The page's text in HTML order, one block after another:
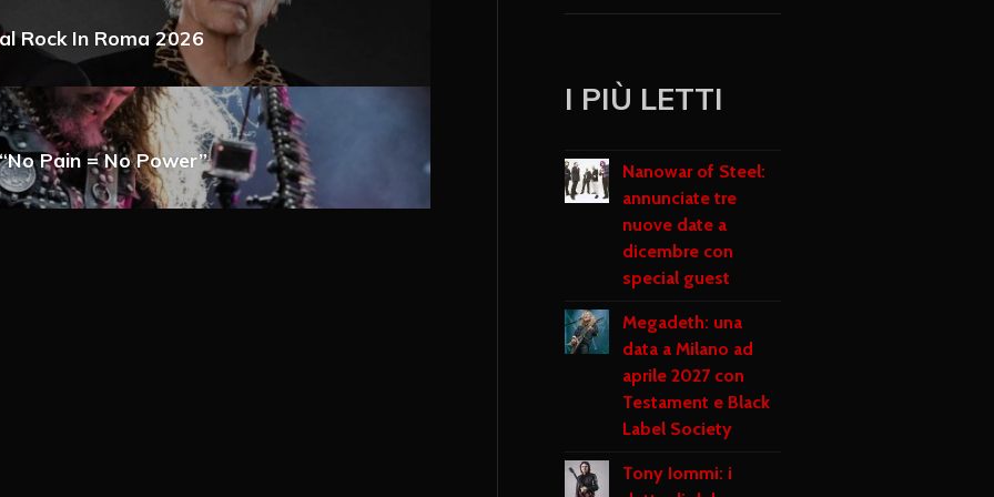
e-mail
Rock In Roma 2026
Pain = No Power”
I PIÙ LETTI
Nanowar of Steel:
annunciate tre
nuove date a
dicembre con
special guest
Megadeth: una
data a Milano ad
aprile 2027 con
Testament e Black
Label Society
Tony Iommi: i